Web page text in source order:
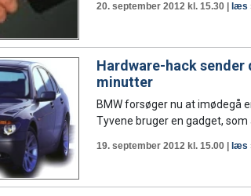
20. september 2012 kl. 15.30 | læs
Hardware-hack
minutter
BMW forsøger nu at imødegå
Tyvene bruger en gadget, som
19. september 2012 kl. 15.00 | læs